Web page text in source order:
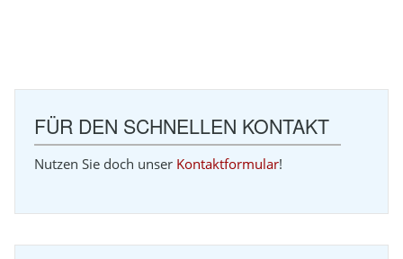
FÜR DEN SCHNELLEN KONTAKT
Nutzen Sie doch unser Kontaktformular!